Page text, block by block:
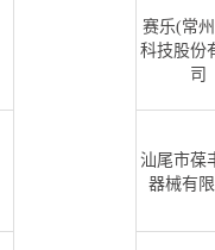
赛乐(常
科技股份
司
汕尾市葆
器械有